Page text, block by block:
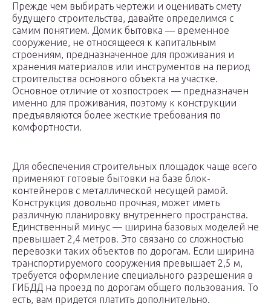
Прежде чем выбирать чертежи и оценивать смету
будущего строительства, давайте определимся с
самим понятием. Домик бытовка — временное
сооружение, не относящееся к капитальным
строениям, предназначенное для проживания и
хранения материалов или инструментов на период
строительства основного объекта на участке.
Основное отличие от хозпостроек — предназначен
именно для проживания, поэтому к конструкции
предъявляются более жесткие требования по
комфортности.
Для обеспечения строительных площадок чаще всего
применяют готовые бытовки на базе блок-
контейнеров с металлической несущей рамой.
Конструкция довольно прочная, может иметь
различную планировку внутреннего пространства.
Единственный минус — ширина базовых моделей не
превышает 2,4 метров. Это связано со сложностью
перевозки таких объектов по дорогам. Если ширина
транспортируемого сооружения превышает 2,5 м,
требуется оформление специального разрешения в
ГИБДД на проезд по дорогам общего пользования. То
есть, вам придется платить дополнительно.